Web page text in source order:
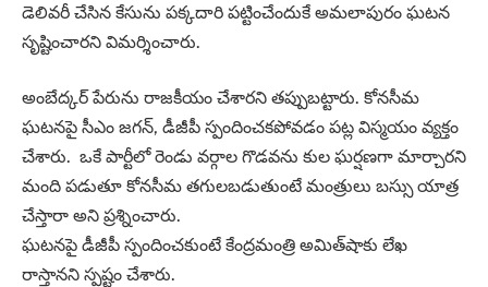
డెలివరీ చేసిన కేసును పక్కదారి పట్టించేందుకే అమలాపురం ఘటన
సృష్టించారని విమర్శించారు.
అంబేద్కర్‌ పేరును రాజకీయం చేశారని తప్పుబట్టారు. కోనసీమ
ఘటనపై సీఎం జగన్, డీజీపీ స్పందించకపోవడం పట్ల విస్మయం వ్యక్తం
చేశారు. ఒకే పార్టీలో రెండు వర్గాల గొడవను కుల ఘర్షణగా మార్చారని
మంది పడుతూ కోనసీమ తగులబడుతుంటే మంత్రులు బస్సు యాత్ర
చేస్తారా అని ప్రశ్నించారు.
ఘటనపై డీజీపీ స్పందించకుంటే కేంద్రమంత్రి అమిత్‌షాకు లేఖ
రాస్తానని స్పష్టం చేశారు.